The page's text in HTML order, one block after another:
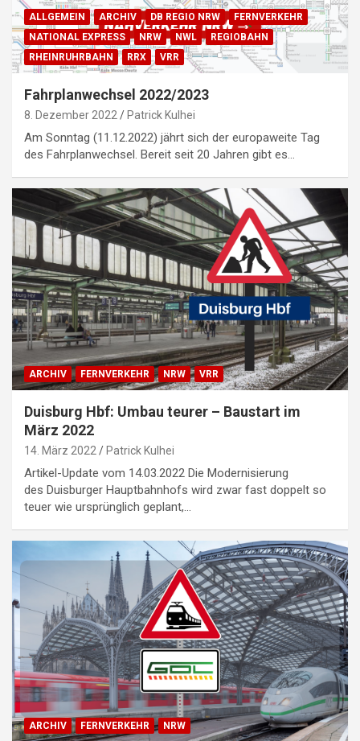
ALLGEMEIN ARCHIV DB REGIO NRW
FERNVERKEHR
NATIONAL EXPRESS
NRW NWL
REGIOBAHN
RHEINRUHRBAHN
RRX VRR
Fahrplanwechsel 2022/2023
8. Dezember 2022 Patrick Kulhei
Am Sonntag (11.12.2022) jährt sich der europaweite Tag
des Fahrplanwechsel. Bereit seit 20 Jahren gibt es…
ARCHIV FERNVERKEHR NRW VRR
Duisburg Hbf: Umbau teurer – Baustart im
März 2022
14. März 2022 Patrick Kulhei
Artikel-Update vom 14.03.2022 Die Modernisierung
des Duisburger Hauptbahnhofs wird zwar fast doppelt so
teuer wie ursprünglich geplant,…
ARCHIV FERNVERKEHR NRW